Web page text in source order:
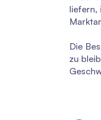
liefern,
Die
zu